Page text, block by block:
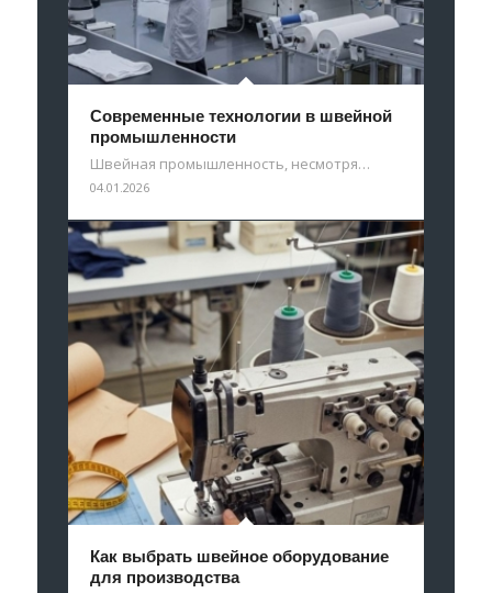
Современные технологии в швейной
промышленности
Швейная промышленность, несмотря…
04.01.2026
Как выбрать швейное оборудование
для производства